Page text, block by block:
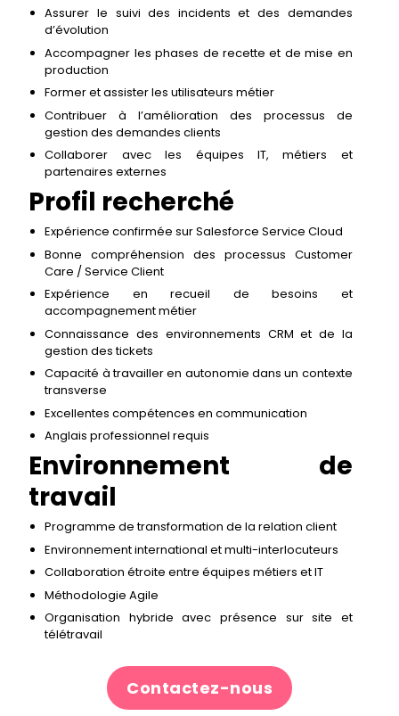
Assurer le suivi des incidents et des demandes
d’évolution
Accompagner les phases de recette et de mise en
production
Former et assister les utilisateurs métier
Contribuer à l’amélioration des processus de
gestion des demandes clients
Collaborer avec les équipes IT, métiers et
partenaires externes
Profil recherché
Expérience confirmée sur Salesforce Service Cloud
Bonne compréhension des processus Customer
Care / Service Client
Expérience en recueil de besoins et
accompagnement métier
Connaissance des environnements CRM et de la
gestion des tickets
Capacité à travailler en autonomie dans un contexte
transverse
Excellentes compétences en communication
Anglais professionnel requis
Environnement de
travail
Programme de transformation de la relation client
Environnement international et multi-interlocuteurs
Collaboration étroite entre équipes métiers et IT
Méthodologie Agile
Organisation hybride avec présence sur site et
télétravail
Contactez-nous